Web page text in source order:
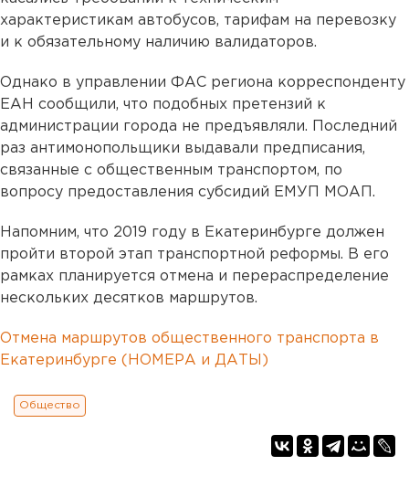
характеристикам автобусов, тарифам на перевозку
и к обязательному наличию валидаторов.
Однако в управлении ФАС региона корреспонденту
ЕАН сообщили, что подобных претензий к
администрации города не предъявляли. Последний
раз антимонопольщики выдавали предписания,
связанные с общественным транспортом, по
вопросу предоставления субсидий ЕМУП МОАП.
Напомним, что 2019 году в Екатеринбурге должен
пройти второй этап транспортной реформы. В его
рамках планируется отмена и перераспределение
нескольких десятков маршрутов.
Отмена маршрутов общественного транспорта в
Екатеринбурге (НОМЕРА и ДАТЫ)
Общество